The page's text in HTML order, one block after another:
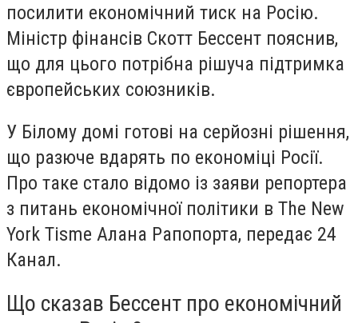
посилити економічний тиск на Росію.
Міністр фінансів Скотт Бессент пояснив,
що для цього потрібна рішуча підтримка
європейських союзників.
У Білому домі готові на серйозні рішення,
що разюче вдарять по економіці Росії.
Про таке стало відомо із заяви репортера
з питань економічної політики в The New
York Tisme Алана Рапопорта, передає 24
Канал.
Що сказав Бессент про економічний